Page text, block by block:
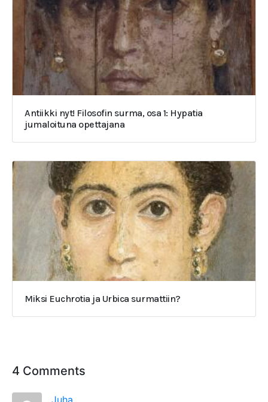
Antiikki nyt! Filosofin surma, osa 1: Hypatia
jumaloituna opettajana
Miksi Euchrotia ja Urbica surmattiin?
4 Comments
Juha